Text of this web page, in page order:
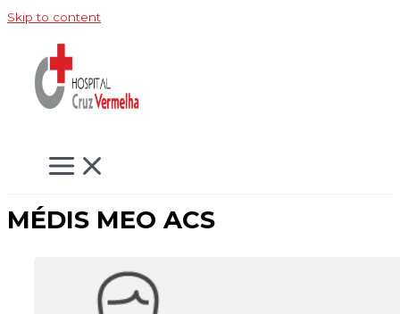
Skip to content
MÉDIS MEO ACS